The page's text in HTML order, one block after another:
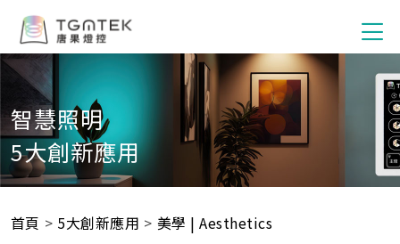
智慧照明
5大創新應用
首頁 > 5大創新應用 > 美學 | Aesthetics